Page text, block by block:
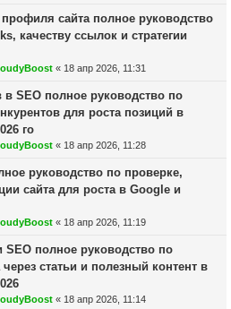
сайта полное руководство
качеству ссылок и стратегии
« 18 апр 2026, 11:31
в SEO полное руководство по
для роста позиций в
го
« 18 апр 2026, 11:28
руководство по проверке,
сайта для роста в Google и
« 18 апр 2026, 11:19
SEO полное руководство по
статьи и полезный контент в
« 18 апр 2026, 11:14